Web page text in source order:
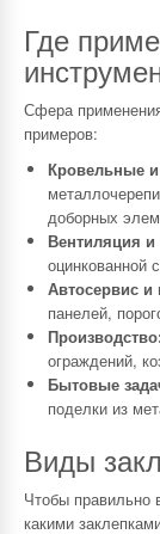
Где
Сфера
примеров:
Кровельные
доборных
Вентиляция
оцинкованной
Автосервис и
панелей,
ограждений,
Бытовые
поделки из
Виды
Чтобы правильно
какими